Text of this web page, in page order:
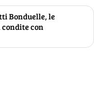
Bonduelle, le
con